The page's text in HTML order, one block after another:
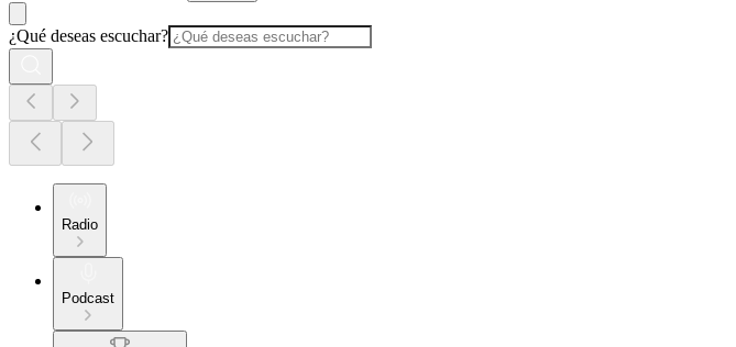
¿Qué deseas escuchar?
Radio
Podcast